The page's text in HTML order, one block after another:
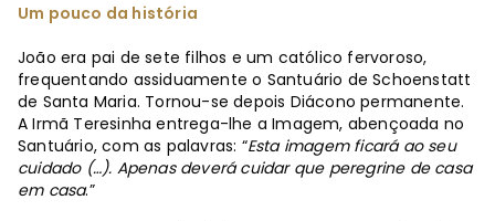
Um pouco da história
João era pai de sete filhos e um católico fervoroso,
frequentando assiduamente o Santuário de Schoenstatt
de Santa Maria. Tornou-se depois Diácono permanente.
A Irmã Teresinha entrega-lhe a Imagem, abençoada no
Santuário, com as palavras: “Esta imagem ficará ao seu
cuidado (…). Apenas deverá cuidar que peregrine de casa
em casa.”